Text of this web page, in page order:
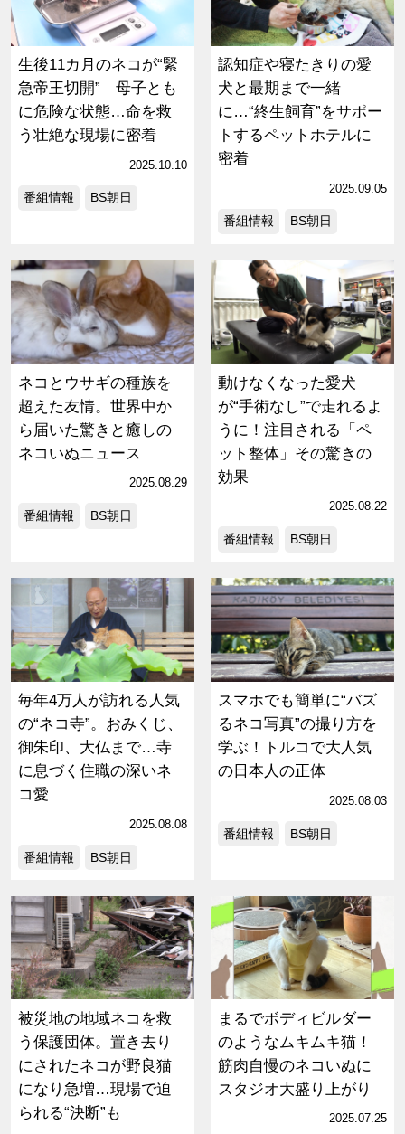
生後11カ月のネコが“緊
急帝王切開” 母子とも
に危険な状態…命を救
う壮絶な現場に密着
2025.10.10
番組情報 BS朝日
認知症や寝たきりの愛
犬と最期まで一緒
に…“終生飼育”をサポー
トするペットホテルに
密着
2025.09.05
番組情報 BS朝日
ネコとウサギの種族を
超えた友情。世界中か
ら届いた驚きと癒しの
ネコいぬニュース
2025.08.29
番組情報 BS朝日
動けなくなった愛犬
が“手術なし”で走れるよ
うに！注目される「ペ
ット整体」その驚きの
効果
2025.08.22
番組情報 BS朝日
毎年4万人が訪れる人気
の“ネコ寺”。おみくじ、
御朱印、大仏まで…寺
に息づく住職の深いネ
コ愛
2025.08.08
番組情報 BS朝日
スマホでも簡単に“バズ
るネコ写真”の撮り方を
学ぶ！トルコで大人気
の日本人の正体
2025.08.03
番組情報 BS朝日
被災地の地域ネコを救
う保護団体。置き去り
にされたネコが野良猫
になり急増…現場で迫
られる“決断”も
まるでボディビルダー
のようなムキムキ猫！
筋肉自慢のネコいぬに
スタジオ大盛り上がり
2025.07.25